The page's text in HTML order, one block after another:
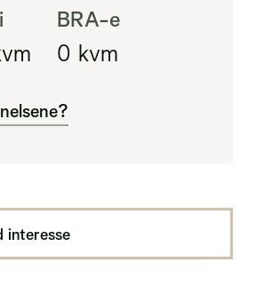
BRA-e
0 kvm
(BRA-e)
interesse